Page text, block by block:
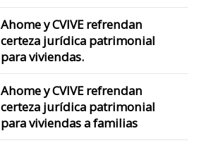
Ahome y CVIVE refrendan
certeza jurídica patrimonial
para viviendas.
Ahome y CVIVE refrendan
certeza jurídica patrimonial
para viviendas a familias